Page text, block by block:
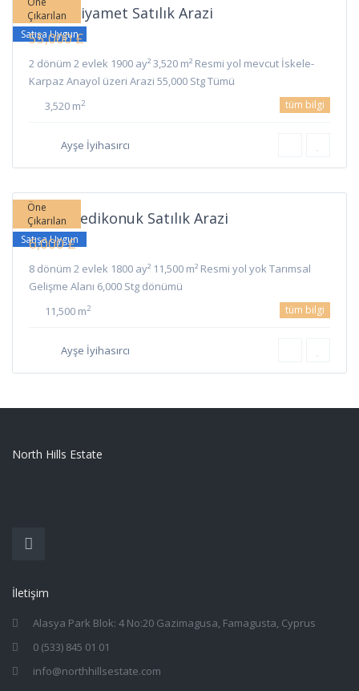
Çıkarılan
Satışa Uygun
İskele Ziyamet Satılık Arazi
55,000 £
2 dönüm 2 evlek 1900 ay² 3,520 m² Resmi yol mevcut İskele-
Karpaz Anayol üzeri Arazi 55,000 Stg Tümü
3,520 m2 tüm bilgi
Ayşe İyihasırcı
Öne
Çıkarılan
Satışa Uygun
İskele Yedikonuk Satılık Arazi
6,000 £
8 dönüm 2 evlek 1800 ay² 11,500 m² Resmi yol yok Tarımsal
Gelişme Alanı 6,000 Stg dönümü
11,500 m2 tüm bilgi
Ayşe İyihasırcı
North Hills Estate
İletişim
Alasya Park Blok: 4 No:20 Gazimagusa, Famagusta, Cyprus
0 (533) 845 01 01
info@northhillsestate.com